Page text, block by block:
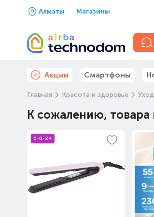
Алматы Магазины
Акции Смартфоны
Главная Красота и здоровье
К сожалению,
0-0-24